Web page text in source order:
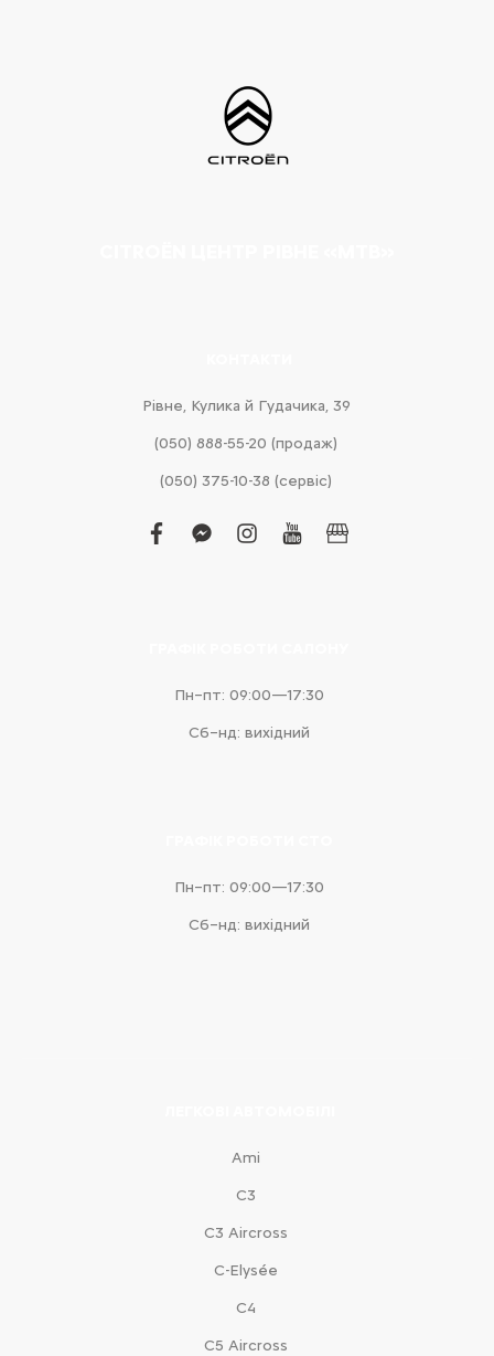
Рівне, Кулика й Гудачика, 39
(050) 888-55-20 (продаж)
(050) 375-10-38 (сервіс)
facebook
facebook-
instagram
youtubebusiness
Пн–пт: 09:00—17:30
Сб–нд: вихідний
Пн–пт: 09:00—17:30
Сб–нд: вихідний
Ami
С3
С3 Aircross
C-Elysée
С4
С5 Aircross